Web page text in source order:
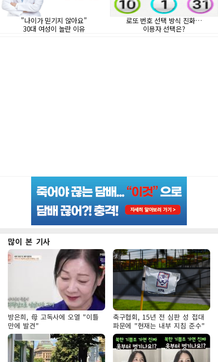
많이 본 기사
방은희, 母 고독사에 오열 "이틀
만에 발견"
축구협회, 15년 전 심판 성 접대
파문에 "현재는 내부 지침 준수"